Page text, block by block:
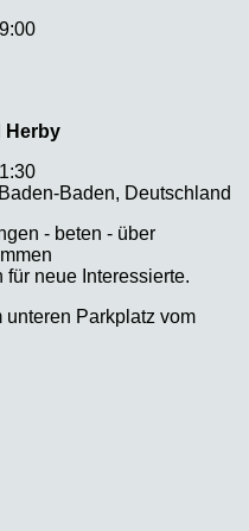
Herby
Baden, Deutschland
- beten - über
neue Interessierte.
unteren Parkplatz vom